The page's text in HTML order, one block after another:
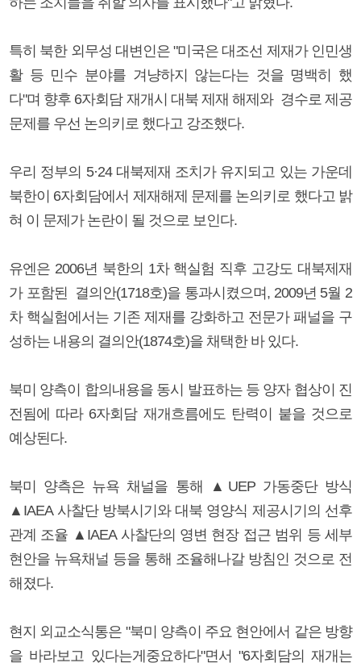
특히 북한 외무성 대변인은 "미국은 대조선 제재가 인민생
활 등 민수 분야를 겨냥하지 않는다는 것을 명백히 했
다"며 향후 6자회담 재개시 대북 제재 해제와 경수로 제공
문제를 우선 논의키로 했다고 강조했다.
우리 정부의 5·24 대북제재 조치가 유지되고 있는 가운데
북한이 6자회담에서 제재해제 문제를 논의키로 했다고 밝
혀 이 문제가 논란이 될 것으로 보인다.
유엔은 2006년 북한의 1차 핵실험 직후 고강도 대북제재
가 포함된 결의안(1718호)을 통과시켰으며, 2009년 5월 2
차 핵실험에서는 기존 제재를 강화하고 전문가 패널을 구
성하는 내용의 결의안(1874호)을 채택한 바 있다.
북미 양측이 합의내용을 동시 발표하는 등 양자 협상이 진
전됨에 따라 6자회담 재개흐름에도 탄력이 붙을 것으로
예상된다.
북미 양측은 뉴욕 채널을 통해 ▲UEP 가동중단 방식
▲IAEA 사찰단 방북시기와 대북 영양식 제공시기의 선후
관계 조율 ▲IAEA 사찰단의 영변 현장 접근 범위 등 세부
현안을 뉴욕채널 등을 통해 조율해나갈 방침인 것으로 전
해졌다.
현지 외교소식통은 "북미 양측이 주요 현안에서 같은 방향
을 바라보고 있다는게중요하다"면서 "6자회담의 재개는